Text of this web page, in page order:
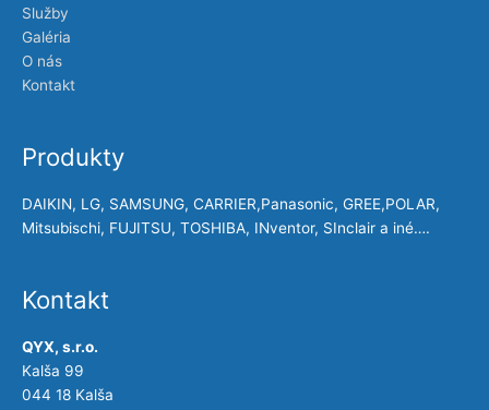
Služby
Galéria
O nás
Kontakt
Produkty
DAIKIN, LG, SAMSUNG, CARRIER,Panasonic, GREE,POLAR,
Mitsubischi, FUJITSU, TOSHIBA, INventor, SInclair a iné….
Kontakt
QYX, s.r.o.
Kalša 99
044 18 Kalša